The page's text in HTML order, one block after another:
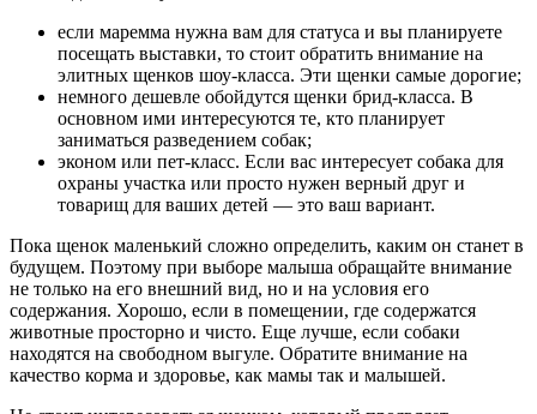
если маремма нужна вам для статуса и вы планируете
посещать выставки, то стоит обратить внимание на
элитных щенков шоу-класса. Эти щенки самые дорогие;
немного дешевле обойдутся щенки брид-класса. В
основном ими интересуются те, кто планирует
заниматься разведением собак;
эконом или пет-класс. Если вас интересует собака для
охраны участка или просто нужен верный друг и
товарищ для ваших детей — это ваш вариант.
Пока щенок маленький сложно определить, каким он станет в
будущем. Поэтому при выборе малыша обращайте внимание
не только на его внешний вид, но и на условия его
содержания. Хорошо, если в помещении, где содержатся
животные просторно и чисто. Еще лучше, если собаки
находятся на свободном выгуле. Обратите внимание на
качество корма и здоровье, как мамы так и малышей.